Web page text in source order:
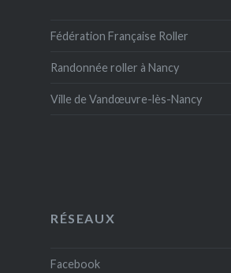
Fédération Française Roller
Randonnée roller à Nancy
Ville de Vandœuvre-lès-Nancy
RÉSEAUX
Facebook